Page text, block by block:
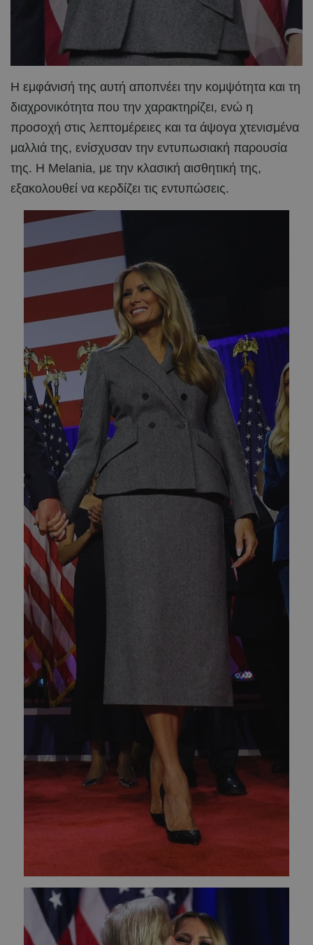
Η εμφάνισή της αυτή αποπνέει την κομψότητα και τη
διαχρονικότητα που την χαρακτηρίζει, ενώ η
προσοχή στις λεπτομέρειες και τα άψογα χτενισμένα
μαλλιά της, ενίσχυσαν την εντυπωσιακή παρουσία
της. Η Melania, με την κλασική αισθητική της,
εξακολουθεί να κερδίζει τις εντυπώσεις.